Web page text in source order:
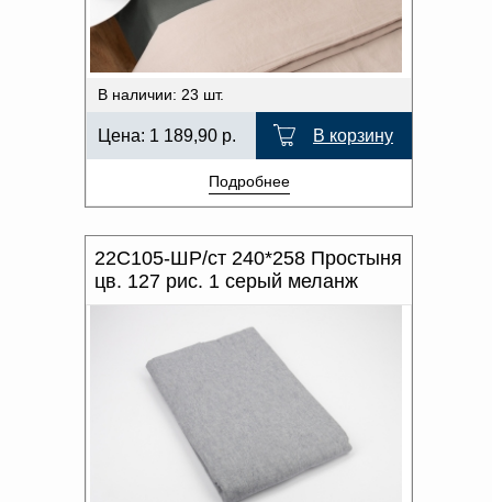
В наличии: 23 шт.
Цена: 1 189,90 р. В корзину
Подробнее
22С105-ШР/ст 240*258 Простыня
цв. 127 рис. 1 серый меланж